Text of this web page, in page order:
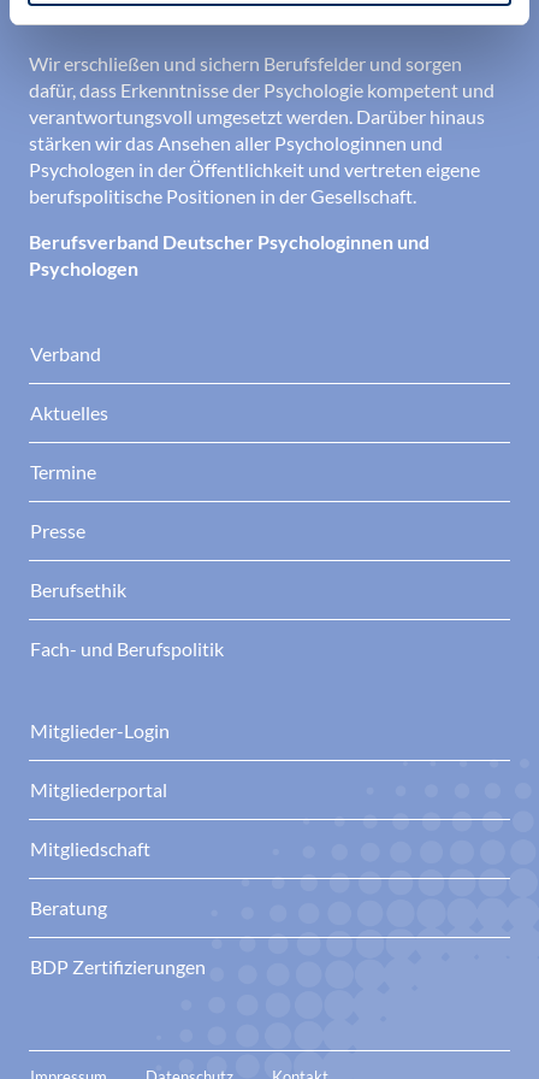
den Berufsalltag.
Wir erschließen und sichern Berufsfelder und sorgen
dafür, dass Erkenntnisse der Psychologie kompetent und
verantwortungsvoll umgesetzt werden. Darüber hinaus
stärken wir das Ansehen aller Psychologinnen und
Psychologen in der Öffentlichkeit und vertreten eigene
berufspolitische Positionen in der Gesellschaft.
Berufsverband Deutscher Psychologinnen und
Psychologen
Verband
Aktuelles
Termine
Presse
Berufsethik
Fach- und Berufspolitik
Mitglieder-Login
Mitgliederportal
Mitgliedschaft
Beratung
BDP Zertifizierungen